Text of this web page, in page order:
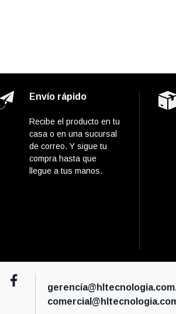
Envío rápido
Recibe el producto en tu
casa o en una sucursal
de correo. Y sigue tu
compra hasta que
llegue a tus manos.